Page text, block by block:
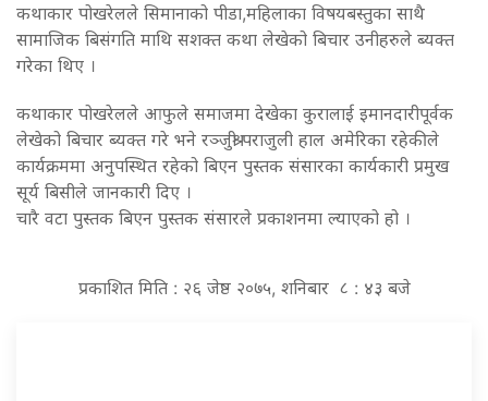
कथाकार पोखरेलले सिमानाको पीडा,महिलाका विषयबस्तुका साथै
सामाजिक बिसंगति माथि सशक्त कथा लेखेको बिचार उनीहरुले ब्यक्त
गरेका थिए ।
कथाकार पोखरेलले आफुले समाजमा देखेका कुरालाई इमानदारीपूर्वक
लेखेको बिचार ब्यक्त गरे भने रञ्जुश्री पराजुली हाल अमेरिका रहेकीले
कार्यक्रममा अनुपस्थित रहेको बिएन पुस्तक संसारका कार्यकारी प्रमुख
सूर्य बिसीले जानकारी दिए ।
चारै वटा पुस्तक बिएन पुस्तक संसारले प्रकाशनमा ल्याएको हो ।
प्रकाशित मिति : २६ जेष्ठ २०७५, शनिबार ८ : ४३ बजे